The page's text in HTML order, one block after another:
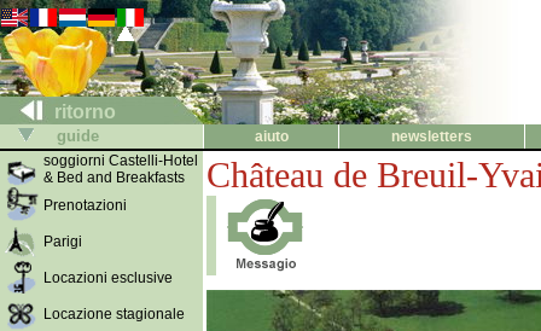
ritorno
guide aiuto
newsletters
soggiorni Castelli-Hotel
& Bed and Breakfasts
Prenotazioni
Parigi
Locazioni esclusive
Locazione stagionale
Château de Breuil-